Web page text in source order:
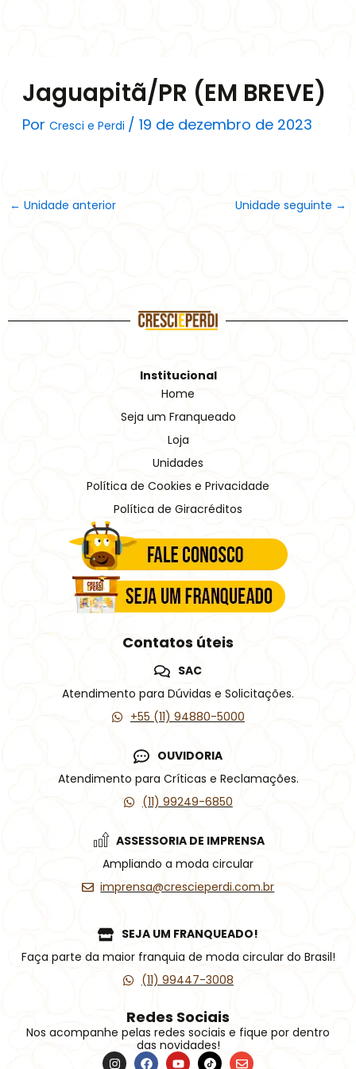
Jaguapitã/PR (EM BREVE)
Por Cresci e Perdi / 19 de dezembro de 2023
← Unidade anterior Unidade seguinte →
Institucional
Home
Seja um Franqueado
Loja
Unidades
Política de Cookies e Privacidade
Política de Giracréditos
Contatos úteis
SAC
Atendimento para Dúvidas e Solicitações.
+55 (11) 94880-5000
OUVIDORIA
Atendimento para Críticas e Reclamações.
(11) 99249-6850
ASSESSORIA DE IMPRENSA
Ampliando a moda circular
imprensa@crescieperdi.com.br
SEJA UM FRANQUEADO!
Faça parte da maior franquia de moda circular do Brasil!
(11) 99447-3008
Redes Sociais
Nos acompanhe pelas redes sociais e fique por dentro
das novidades!
I F Y Í E